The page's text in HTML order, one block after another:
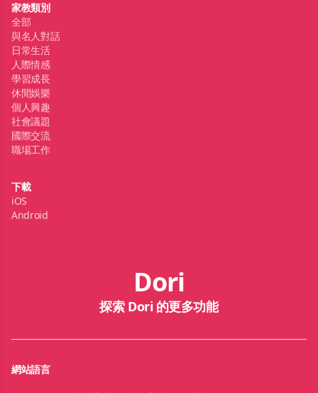
家教類別
全部
與名人對話
日常生活
人際情感
學習成長
休閒娛樂
個人興趣
社會議題
國際交流
職場工作
下載
iOS
Android
Dori
探索 Dori 的更多功能
網站語言